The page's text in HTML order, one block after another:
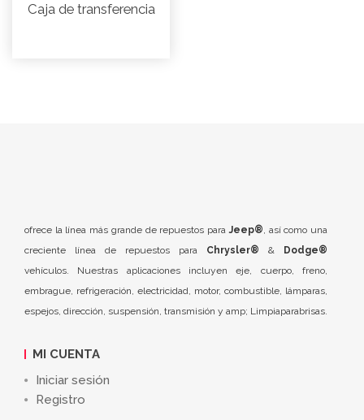
Caja de transferencia
ofrece la línea más grande de repuestos para Jeep® , así como una
creciente línea de repuestos para Chrysler® & Dodge®
vehículos. Nuestras aplicaciones incluyen eje, cuerpo, freno,
embrague, refrigeración, electricidad, motor, combustible, lámparas,
espejos, dirección, suspensión, transmisión y amp; Limpiaparabrisas.
MI CUENTA
Iniciar sesión
Registro